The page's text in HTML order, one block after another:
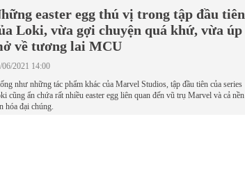
easter egg thú vị trong tập đầu tiên
Loki, vừa gợi chuyện quá khứ, vừa úp
về tương lai MCU
06/2021 14:00
như những tác phẩm khác của Marvel Studios, tập đầu tiên của series
cũng ẩn chứa rất nhiều easter egg liên quan đến vũ trụ Marvel và cả nền
hóa đại chúng.